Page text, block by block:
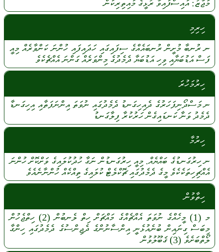
މަޖާޒު:އައިސްފައިވާ ރުޅީގެމައިތިރިކަން
ހިރިމި
ނރުނބާ މުށީންރުނބައެއްގެސިފައިގައިހަދައިފައިހުންނަކަންވާރެއް މިއީ
ފަސްއަޑުބަޔާއި ވިހިއަޑުބަޔާ ދެމެދުގެ މިންވަރެއްގަންނައެއްޗެކެވެ
ހިރުމަހުރަ
ނމަސްދޯނިފަހަރުގެ ދެއިހިގަނޑު ދެމެދުގައި ނުވަތައިންނަފަތާއި އިހިގަނޑާ
ދެމެދުވަނާކަނޑައިގެންހަރުކުރާ ފިލާގަނޑު
ހިރުމާ
ނހިރުގަނޑުގެ ބައްޔެއް.މިއީހިރުގަނޑުންނަގާހުދުކުލައިގެވަށްކޮށްހުންނަ
އެއްޗިހިތަކެކެވެ މީގެ ދެމެދުގައިޗޮކްލެޓް ކުލައިގެ ތިއްކެއް ހުންނާނެއެވެ
ހިތާވުން
މ (1) މީހެއްގެނުވަތައެއްޗެއްގެމައްޗަށް ހިތް ލެނބުން (2)
ހިތްޖެހުން
މިބަސްގިނައިން ބުނެއުޅެނީ އިންސާނުންގެ ދެޖިންސުގެ ދެމެދުގައި ހިންގާ
ލޯތްބަށެވެ (3) ޤަބޫލުވުން